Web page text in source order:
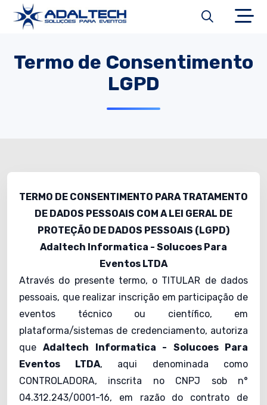
Termo de Consentimento
LGPD
TERMO DE CONSENTIMENTO PARA TRATAMENTO
DE DADOS PESSOAIS COM A LEI GERAL DE
PROTEÇÃO DE DADOS PESSOAIS (LGPD)
Adaltech Informatica - Solucoes Para
Eventos LTDA
Através do presente termo, o TITULAR de dados
pessoais, que realizar inscrição em participação de
eventos técnico ou científico, em
plataforma/sistemas de credenciamento, autoriza
queAdaltech Informatica - Solucoes Para
Eventos LTDA, aqui denominada como
CONTROLADORA, inscrita no CNPJ sob n°
04.312.243/0001-16, em razão do contrato de